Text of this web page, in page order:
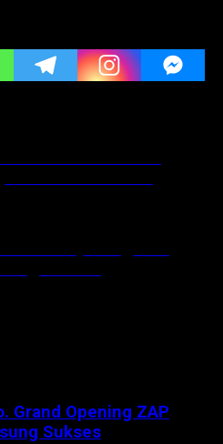
Grand Opening ZAP
Sukses